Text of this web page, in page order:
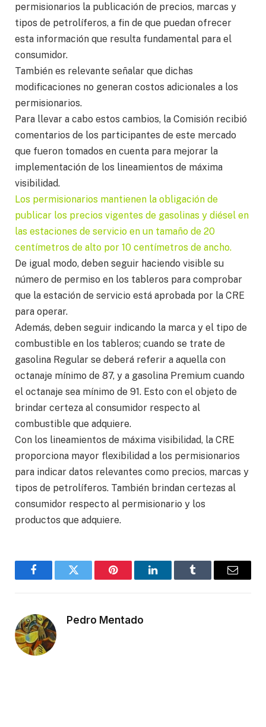
permisionarios la publicación de precios, marcas y
tipos de petrolíferos, a fin de que puedan ofrecer
esta información que resulta fundamental para el
consumidor.
También es relevante señalar que dichas
modificaciones no generan costos adicionales a los
permisionarios.
Para llevar a cabo estos cambios, la Comisión recibió
comentarios de los participantes de este mercado
que fueron tomados en cuenta para mejorar la
implementación de los lineamientos de máxima
visibilidad.
Los permisionarios mantienen la obligación de
publicar los precios vigentes de gasolinas y diésel en
las estaciones de servicio en un tamaño de 20
centímetros de alto por 10 centímetros de ancho.
De igual modo, deben seguir haciendo visible su
número de permiso en los tableros para comprobar
que la estación de servicio está aprobada por la CRE
para operar.
Además, deben seguir indicando la marca y el tipo de
combustible en los tableros; cuando se trate de
gasolina Regular se deberá referir a aquella con
octanaje mínimo de 87, y a gasolina Premium cuando
el octanaje sea mínimo de 91. Esto con el objeto de
brindar certeza al consumidor respecto al
combustible que adquiere.
Con los lineamientos de máxima visibilidad, la CRE
proporciona mayor flexibilidad a los permisionarios
para indicar datos relevantes como precios, marcas y
tipos de petrolíferos. También brindan certezas al
consumidor respecto al permisionario y los
productos que adquiere.
FacebookTwitter Pinterest LinkedInTumblr Email
Pedro Mentado